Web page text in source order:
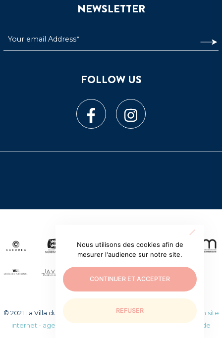
NEWSLETTER
FOLLOW US
© 2021 La Villa du temps retrouvé. Tous droits réservés.
Création site
internet - agence web WEEZY|Mentions légales|Politique de
Nous utilisons des cookies afin de
mesurer l'audience sur notre site.
CONTINUER ET ACCEPTER
REFUSER